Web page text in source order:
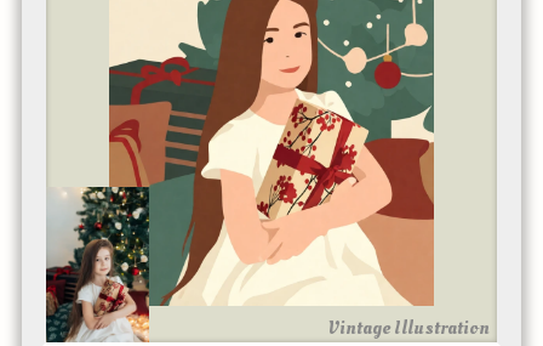
Vintage Illustration